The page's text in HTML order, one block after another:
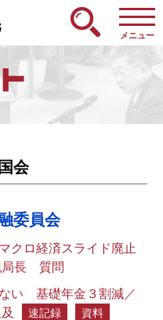
メニュー
会
委員会
クロ経済スライド廃止
局長 質問
い 基礎年金３割減／
速記録 資料